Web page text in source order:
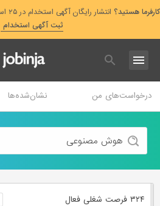
کارفرما هستید؟ انتشار رایگان آگهی استخدام در ۲۵ استان و ۲۶ دسته‌بندی شغلی
ثبت آگهی استخدام
درخواست‌های من نشان‌شده‌ها
۳۲۴ فرصت ‌شغلی فعال